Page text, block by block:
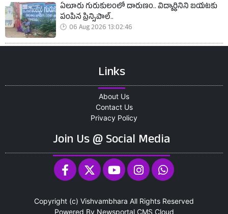
ఏలూరు గురుకులంలో దారుణం.. విద్యార్థినిని బయటకు
పంపిన ప్రిన్సిపాల్..
06 Aug 2026 13:02:46
Links
About Us
Contact Us
Privacy Policy
Join Us @ Social Media
Copyright (c) Vishvambhara All Rights Reserved
Powered By Newsportal CMS Cloud